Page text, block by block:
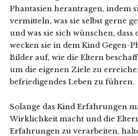
Phantasien herantragen, indem
vermitteln, was sie selbst gerne
und was sie sich wünschen, dass
wecken sie in dem Kind Gegen-
Bilder auf, wie die Eltern
um die eigenen Ziele zu
befriedigendes Leben zu führen.
Solange das Kind Erfahrungen
Wirklichkeit macht und die
Erfahrungen zu verarbeiten,